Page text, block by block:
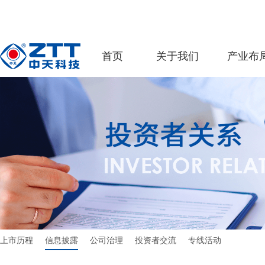
首页 关于我们 产业布
上市历程 信息披露 公司治理 投资者交流 专线活动